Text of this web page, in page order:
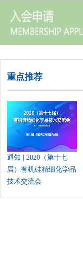
重点推荐
通知 | 2020（第十七
届）有机硅精细化学品
技术交流会